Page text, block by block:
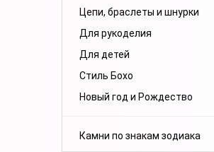
Цепи, браслеты и шнурки
Для рукоделия
Для детей
Стиль Бохо
Новый год и Рождество
Камни по знакам зодиака